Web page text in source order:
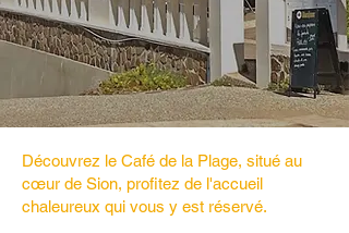
Découvrez le Café de la Plage, situé au
cœur de Sion, profitez de l'accueil
chaleureux qui vous y est réservé.